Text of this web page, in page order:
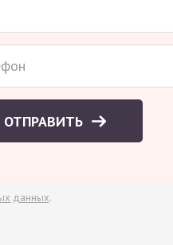
ОТПРАВИТЬ
данных.